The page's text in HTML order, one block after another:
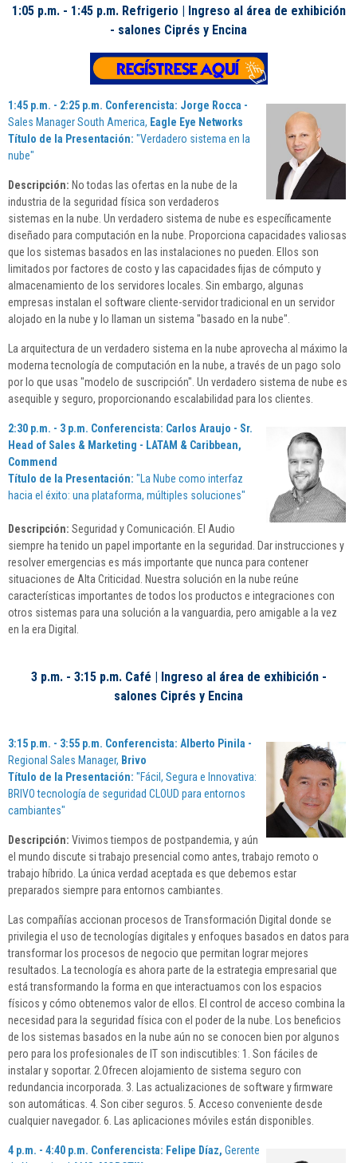
1:05 p.m. - 1:45 p.m. Refrigerio | Ingreso al área de exhibición
- salones Ciprés y Encina
1:45 p.m. - 2:25 p.m. Conferencista: Jorge Rocca -
Sales Manager South America, Eagle Eye Networks
Título de la Presentación: "Verdadero sistema en la
nube"
Descripción: No todas las ofertas en la nube de la
industria de la seguridad física son verdaderos
sistemas en la nube. Un verdadero sistema de nube es específicamente
diseñado para computación en la nube. Proporciona capacidades valiosas
que los sistemas basados en las instalaciones no pueden. Ellos son
limitados por factores de costo y las capacidades fijas de cómputo y
almacenamiento de los servidores locales. Sin embargo, algunas
empresas instalan el software cliente-servidor tradicional en un servidor
alojado en la nube y lo llaman un sistema "basado en la nube".
La arquitectura de un verdadero sistema en la nube aprovecha al máximo la
moderna tecnología de computación en la nube, a través de un pago solo
por lo que usas "modelo de suscripción". Un verdadero sistema de nube es
asequible y seguro, proporcionando escalabilidad para los clientes.
2:30 p.m. - 3 p.m. Conferencista: Carlos Araujo - Sr.
Head of Sales & Marketing - LATAM & Caribbean,
Commend
Título de la Presentación: "La Nube como interfaz
hacia el éxito: una plataforma, múltiples soluciones"
Descripción: Seguridad y Comunicación. El Audio
siempre ha tenido un papel importante en la seguridad. Dar instrucciones y
resolver emergencias es más importante que nunca para contener
situaciones de Alta Criticidad. Nuestra solución en la nube reúne
características importantes de todos los productos e integraciones con
otros sistemas para una solución a la vanguardia, pero amigable a la vez
en la era Digital.
3 p.m. - 3:15 p.m. Café | Ingreso al área de exhibición -
salones Ciprés y Encina
3:15 p.m. - 3:55 p.m. Conferencista: Alberto Pinila -
Regional Sales Manager, Brivo
Título de la Presentación: "Fácil, Segura e Innovativa:
BRIVO tecnología de seguridad CLOUD para entornos
cambiantes"
Descripción: Vivimos tiempos de postpandemia, y aún
el mundo discute si trabajo presencial como antes, trabajo remoto o
trabajo híbrido. La única verdad aceptada es que debemos estar
preparados siempre para entornos cambiantes.
Las compañías accionan procesos de Transformación Digital donde se
privilegia el uso de tecnologías digitales y enfoques basados en datos para
transformar los procesos de negocio que permitan lograr mejores
resultados. La tecnología es ahora parte de la estrategia empresarial que
está transformando la forma en que interactuamos con los espacios
físicos y cómo obtenemos valor de ellos. El control de acceso combina la
necesidad para la seguridad física con el poder de la nube. Los beneficios
de los sistemas basados en la nube aún no se conocen bien por algunos
pero para los profesionales de IT son indiscutibles: 1. Son fáciles de
instalar y soportar. 2.Ofrecen alojamiento de sistema seguro con
redundancia incorporada. 3. Las actualizaciones de software y firmware
son automáticas. 4. Son ciber seguros. 5. Acceso conveniente desde
cualquier navegador. 6. Las aplicaciones móviles están disponibles.
4 p.m. - 4:40 p.m. Conferencista: Felipe Díaz, Gerente